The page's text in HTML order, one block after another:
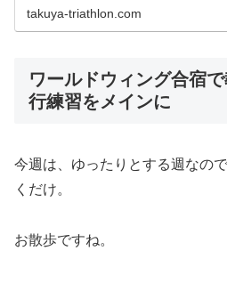
takuya-triathlon.com
ワールドウィング合宿
行練習をメインに
今週は、ゆったりとする週なの
くだけ。
お散歩ですね。